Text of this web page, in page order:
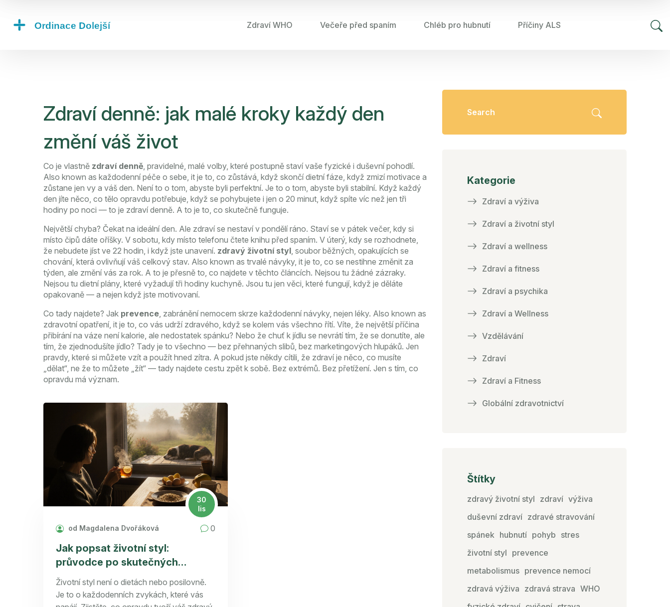
Zdraví WHO Večeře před spaním Chléb pro hubnutí Příčiny ALS
Zdraví denně: jak malé kroky každý den
změní váš život
Co je vlastně zdraví denně, pravidelné, malé volby, které postupně staví vaše fyzické i duševní pohodlí.
Also known as každodenní péče o sebe, it je to, co zůstává, když skončí dietní fáze, když zmizí motivace a
zůstane jen vy a váš den. Není to o tom, abyste byli perfektní. Je to o tom, abyste byli stabilní. Když každý
den jíte něco, co tělo opravdu potřebuje, když se pohybujete i jen o 20 minut, když spíte víc než jen tři
hodiny po noci — to je zdraví denně. A to je to, co skutečně funguje.
Největší chyba? Čekat na ideální den. Ale zdraví se nestaví v pondělí ráno. Staví se v pátek večer, kdy si
místo čipů dáte oříšky. V sobotu, kdy místo telefonu čtete knihu před spaním. V úterý, kdy se rozhodnete,
že nebudete jíst ve 22 hodin, i když jste unavení. zdravý životní styl, soubor běžných, opakujících se
chování, která ovlivňují váš celkový stav. Also known as trvalé návyky, it je to, co se nestihne změnit za
týden, ale změní vás za rok. A to je přesně to, co najdete v těchto článcích. Nejsou tu žádné zázraky.
Nejsou tu dietní plány, které vyžadují tři hodiny kuchyně. Jsou tu jen věci, které fungují, když je děláte
opakovaně — a nejen když jste motivovaní.
Co tady najdete? Jak prevence, zabránění nemocem skrze každodenní návyky, nejen léky. Also known as
zdravotní opatření, it je to, co vás udrží zdravého, když se kolem vás všechno řítí. Víte, že největší příčina
přibírání na váze není kalorie, ale nedostatek spánku? Nebo že chuť k jídlu se nevrátí tím, že se donutíte, ale
tím, že zjednodušíte jídlo? Tady je to všechno — bez přehnaných slibů, bez marketingových hlupáků. Jen
pravdy, které si můžete vzít a použít hned zítra. A pokud jste někdy cítili, že zdraví je něco, co musíte
„dělat“, ne že to můžete „žít“ — tady najdete cestu zpět k sobě. Bez extrémů. Bez přetížení. Jen s tím, co
opravdu má význam.
30
lis
od Magdalena Dvořáková 0
Jak popsat životní styl:
průvodce po skutečných
zvykách, které opravdu fungují
Životní styl není o dietách nebo posilovně.
Je to o každodenních zvykách, které vás
Kategorie
Zdraví a výživa
Zdraví a životní styl
Zdraví a wellness
Zdraví a fitness
Zdraví a psychika
Zdraví a Wellness
Vzdělávání
Zdraví
Zdraví a Fitness
Globální zdravotnictví
Štítky
zdravý životní styl zdraví výživa
duševní zdraví zdravé stravování
spánek hubnutí pohyb stres
životní styl prevence
metabolismus prevence nemocí
zdravá výživa zdravá strava WHO